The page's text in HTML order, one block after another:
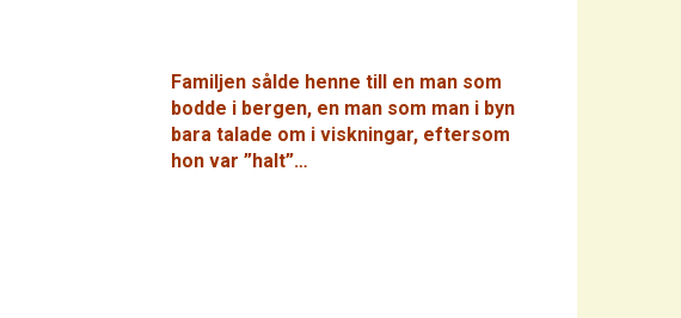
Familjen sålde henne till en man som
bodde i bergen, en man som man i byn
bara talade om i viskningar, eftersom
hon var ”halt”…